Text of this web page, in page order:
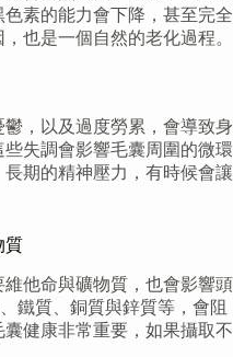
素的能力會下降，甚至完全
也是一個自然的老化過程。
，以及過度勞累，會導致身
失調會影響毛囊周圍的微環
期的精神壓力，有時候會讓
質
他命與礦物質，也會影響頭
鐵質、銅質與鋅質等，會阻
健康非常重要，如果攝取不